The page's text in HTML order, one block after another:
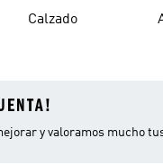
Calzado
y valoramos mucho